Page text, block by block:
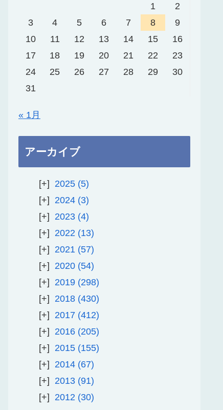
1
2
3
4 5 6 7 8
9
10
11 12 13 14 15
16
17
18 19 20 21 22
23
24
25 26 27 28 29
30
31
« 1月
アーカイブ
2025 5
2024 3
2023 4
2022
13
2021
57
2020 54
2019 298
2018 430
2017 412
2016 205
2015 155
2014 67
2013 91
2012
30